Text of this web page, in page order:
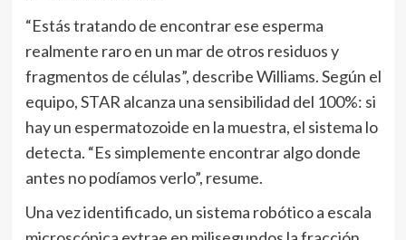
“Estás tratando de encontrar ese esperma
realmente raro en un mar de otros residuos y
fragmentos de células”, describe Williams. Según el
equipo, STAR alcanza una sensibilidad del 100%: si
hay un espermatozoide en la muestra, el sistema lo
detecta. “Es simplemente encontrar algo donde
antes no podíamos verlo”, resume.
Una vez identificado, un sistema robótico a escala